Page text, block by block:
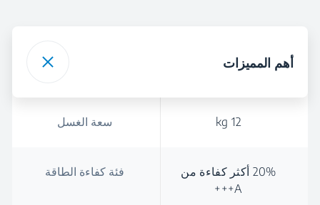
أهم المميزات
سعة الغسل 12 kg
فئة كفاءة الطاقة
20% أكثر كفاءة من
A+++